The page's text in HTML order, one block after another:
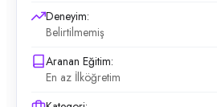
Deneyim:
Belirtilmemiş
Aranan Eğitim:
En az İlköğretim